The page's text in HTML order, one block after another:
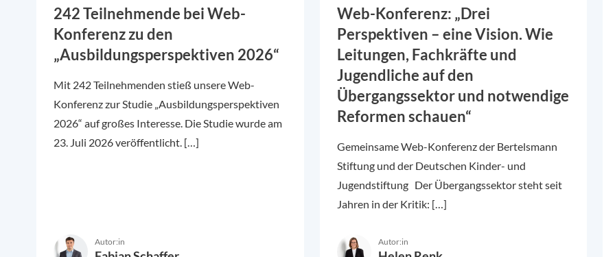
242 Teilnehmende bei Web-
Konferenz zu den
„Ausbildungsperspektiven 2026“
Mit 242 Teilnehmenden stieß unsere Web-
Konferenz zur Studie „Ausbildungsperspektiven
2026“ auf großes Interesse. Die Studie wurde am
23. Juli 2026 veröffentlicht. […]
Autor:in
Web-Konferenz: „Drei
Perspektiven – eine Vision. Wie
Leitungen, Fachkräfte und
Jugendliche auf den
Übergangssektor und notwendige
Reformen schauen“
Gemeinsame Web-Konferenz der Bertelsmann
Stiftung und der Deutschen Kinder- und
Jugendstiftung Der Übergangssektor steht seit
Jahren in der Kritik: […]
Autor:in